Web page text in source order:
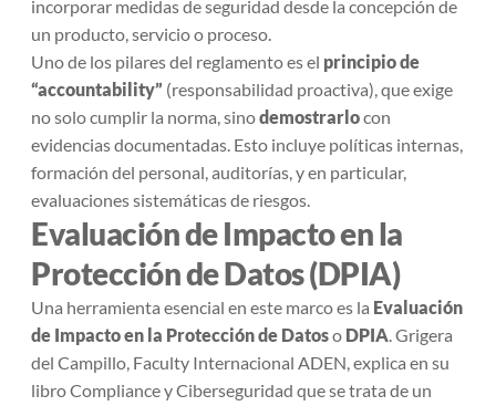
incorporar medidas de seguridad desde la concepción de
un producto, servicio o proceso.
Uno de los pilares del reglamento es el principio de
“accountability” (responsabilidad proactiva), que exige
no solo cumplir la norma, sinodemostrarlocon
evidencias documentadas. Esto incluye políticas internas,
formación del personal, auditorías, y en particular,
evaluaciones sistemáticas de riesgos.
Evaluación de Impacto en la
Protección de Datos (DPIA)
Una herramienta esencial en este marco es la Evaluación
de Impacto en la Protección de Datoso DPIA. Grigera
del Campillo, Faculty Internacional ADEN, explica en su
libroCompliance y Ciberseguridad que se trata de un